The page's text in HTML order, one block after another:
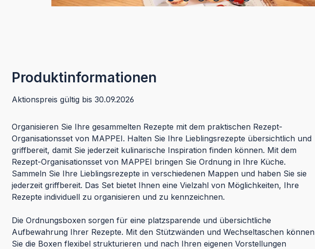
Produktinformationen
Aktionspreis gültig bis 30.09.2026
Organisieren Sie Ihre gesammelten Rezepte mit dem praktischen Rezept-
Organisationsset von MAPPEI. Halten Sie Ihre Lieblingsrezepte übersichtlich und
griffbereit, damit Sie jederzeit kulinarische Inspiration finden können. Mit dem
Rezept-Organisationsset von MAPPEI bringen Sie Ordnung in Ihre Küche.
Sammeln Sie Ihre Lieblingsrezepte in verschiedenen Mappen und haben Sie sie
jederzeit griffbereit. Das Set bietet Ihnen eine Vielzahl von Möglichkeiten, Ihre
Rezepte individuell zu organisieren und zu kennzeichnen.
Die Ordnungsboxen sorgen für eine platzsparende und übersichtliche
Aufbewahrung Ihrer Rezepte. Mit den Stützwänden und Wechseltaschen können
Sie die Boxen flexibel strukturieren und nach Ihren eigenen Vorstellungen